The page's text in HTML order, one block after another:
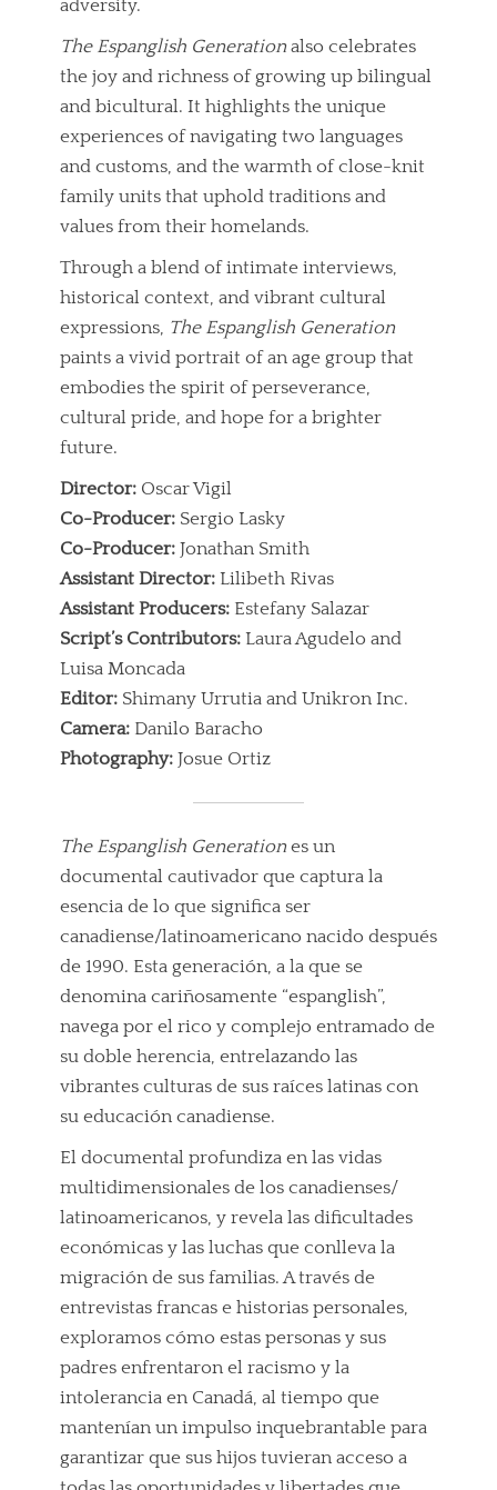
adversity.
The Espanglish Generation also celebrates
the joy and richness of growing up bilingual
and bicultural. It highlights the unique
experiences of navigating two languages
and customs, and the warmth of close-knit
family units that uphold traditions and
values from their homelands.
Through a blend of intimate interviews,
historical context, and vibrant cultural
expressions, The Espanglish Generation
paints a vivid portrait of an age group that
embodies the spirit of perseverance,
cultural pride, and hope for a brighter
future.
Director: Oscar Vigil
Co-Producer: Sergio Lasky
Co-Producer: Jonathan Smith
Assistant Director: Lilibeth Rivas
Assistant Producers: Estefany Salazar
Script’s Contributors: Laura Agudelo and
Luisa Moncada
Editor: Shimany Urrutia and Unikron Inc.
Camera: Danilo Baracho
Photography: Josue Ortiz
The Espanglish Generation es un
documental cautivador que captura la
esencia de lo que significa ser
canadiense/latinoamericano nacido después
de 1990. Esta generación, a la que se
denomina cariñosamente “espanglish”,
navega por el rico y complejo entramado de
su doble herencia, entrelazando las
vibrantes culturas de sus raíces latinas con
su educación canadiense.
El documental profundiza en las vidas
multidimensionales de los canadienses/
latinoamericanos, y revela las dificultades
económicas y las luchas que conlleva la
migración de sus familias. A través de
entrevistas francas e historias personales,
exploramos cómo estas personas y sus
padres enfrentaron el racismo y la
intolerancia en Canadá, al tiempo que
mantenían un impulso inquebrantable para
garantizar que sus hijos tuvieran acceso a